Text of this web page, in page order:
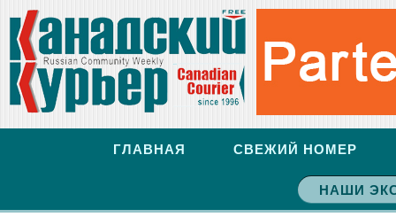
ГЛАВНАЯ СВЕЖИЙ НОМЕР
НАШИ